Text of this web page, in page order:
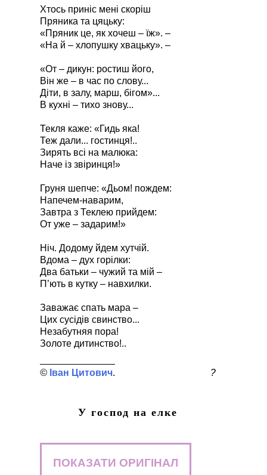
Хтось приніс мені скоріш
Пряника та цяцьку:
«Пряник це, як хочеш – їж». –
«На й – хлопушку хвацьку». –
«От – дикун: ростиш його,
Він же – в час по слову...
Діти, в залу, марш, бігом»...
В кухні – тихо знову...
Текля каже: «Гидь яка!
Теж дали... гостинця!..
Зирять всі на малюка:
Наче із звіринця!»
Груня шепче: «Дьом! пождем:
Напечем-наварим,
Завтра з Теклею прийдем:
От уже – задарим!»
Ніч. Додому йдем хутчій.
Вдома – дух горілки:
Два батьки – чужий та мій –
П’ють в кутку – навхилки.
Заважає спать мара –
Цих сусідів свинство...
Незабутняя пора!
Золоте дитинство!..
Іван Цитович ?
У господ на елке
ПОКАЗАТИ ОРИГІНАЛ